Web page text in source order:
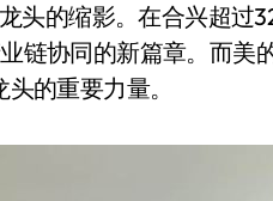
？头的缩影。在合兴超过
链协同的新篇章。而美
的重要力量。